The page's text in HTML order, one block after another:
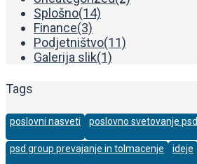
Splošno(14)
Finance(3)
Podjetništvo(11)
Galerija slik(1)
Tags
poslovni nasveti poslovno svetovanje psd
psd group prevajanje in tolmacenje ideje